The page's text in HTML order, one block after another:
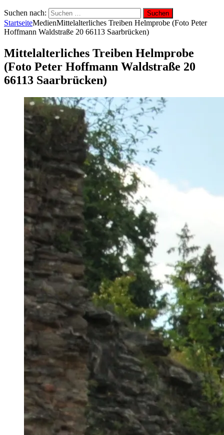
Suchen nach:
StartseiteMedienMittelalterliches Treiben Helmprobe (Foto Peter
Hoffmann Waldstraße 20 66113 Saarbrücken)
Mittelalterliches Treiben Helmprobe
(Foto Peter Hoffmann Waldstraße 20
66113 Saarbrücken)